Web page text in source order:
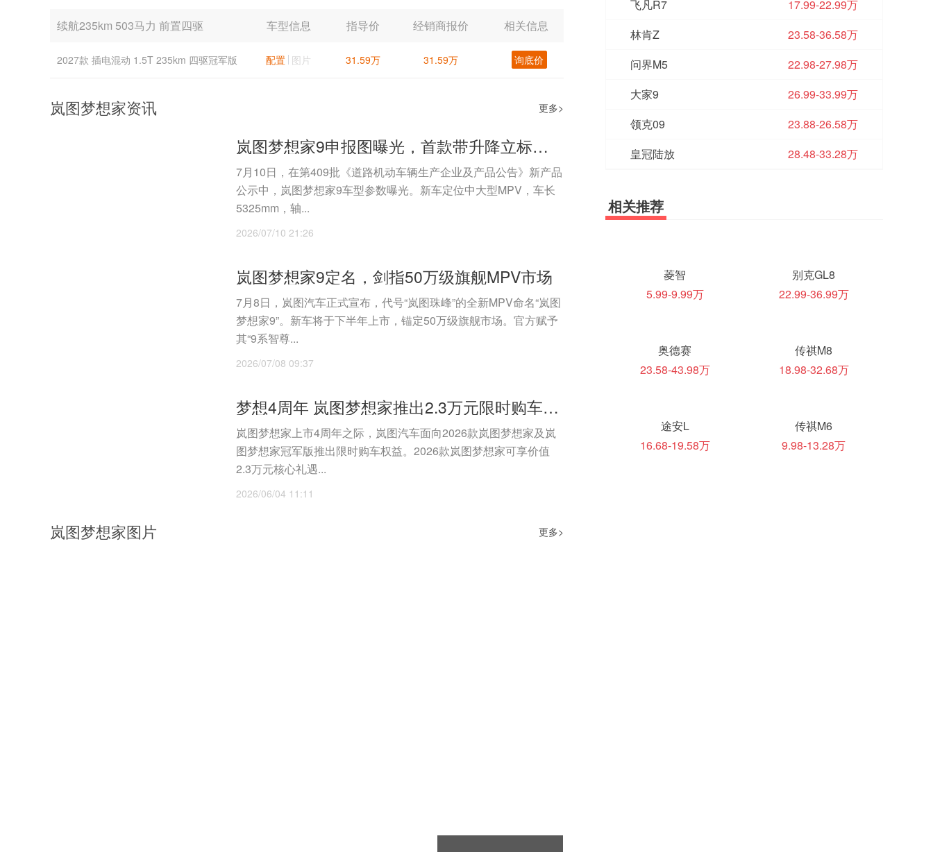
续航235km 503马力 前置四驱 车型信息 指导价 经销商报价 相关信息
2027款 插电混动 1.5T 235km 四驱冠军版 配置 图片 31.59万 31.59万 询底价
岚图梦想家资讯 更多>
岚图梦想家9申报图曝光，首款带升降立标的MPV
7月10日，在第409批《道路机动车辆生产企业及产品公告》新产品
公示中，岚图梦想家9车型参数曝光。新车定位中大型MPV，车长
5325mm，轴...
2026/07/10 21:26
岚图梦想家9定名，剑指50万级旗舰MPV市场
7月8日，岚图汽车正式宣布，代号“岚图珠峰”的全新MPV命名“岚图
梦想家9”。新车将于下半年上市，锚定50万级旗舰市场。官方赋予
其“9系智尊...
2026/07/08 09:37
梦想4周年 岚图梦想家推出2.3万元限时购车权益
岚图梦想家上市4周年之际，岚图汽车面向2026款岚图梦想家及岚
图梦想家冠军版推出限时购车权益。2026款岚图梦想家可享价值
2.3万元核心礼遇...
2026/06/04 11:11
岚图梦想家图片 更多>
飞凡R7
17.99-22.99万
林肯Z
23.58-36.58万
问界M5
22.98-27.98万
大家9
26.99-33.99万
领克09
23.88-26.58万
皇冠陆放
28.48-33.28万
相关推荐
菱智
5.99-9.99万
别克GL8
22.99-36.99万
奥德赛
23.58-43.98万
传祺M8
18.98-32.68万
途安L
16.68-19.58万
传祺M6
9.98-13.28万